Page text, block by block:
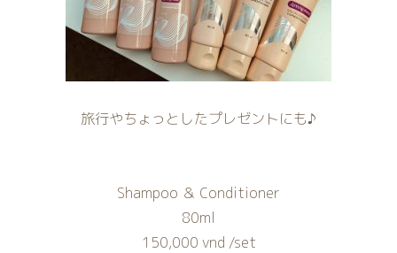
旅行やちょっとしたプレゼントにも♪
Shampoo ＆ Conditioner
80ml
150,000 vnd /set